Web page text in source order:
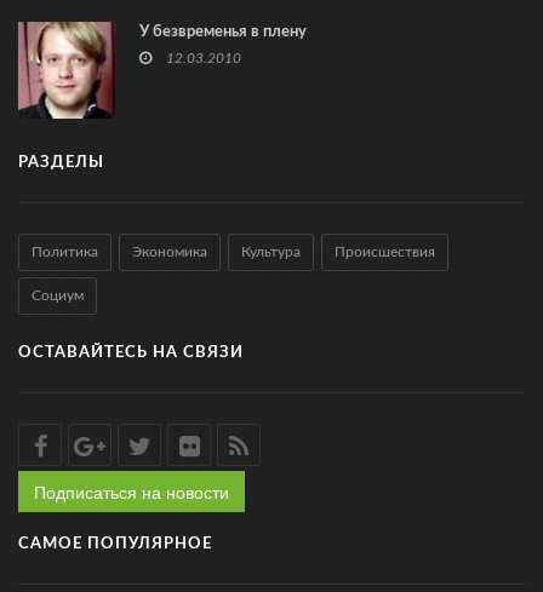
У безвременья в плену
12.03.2010
РАЗДЕЛЫ
Политика Экономика Культура Происшествия
Социум
ОСТАВАЙТЕСЬ НА СВЯЗИ
Подписаться на новости
САМОЕ ПОПУЛЯРНОЕ